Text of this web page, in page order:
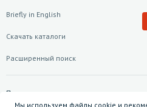
Briefly in English
Скачать каталоги
Расширенный поиск
Подписаться на рассылку
Мы используем файлы cookie и